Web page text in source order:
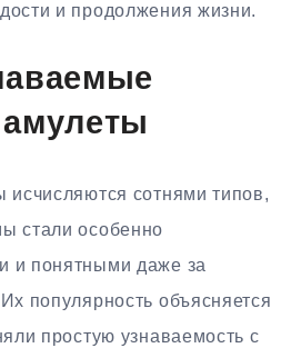
и продолжения жизни.
исчисляются сотнями типов,
стали особенно
и понятными даже за
популярность объясняется
простую узнаваемость с